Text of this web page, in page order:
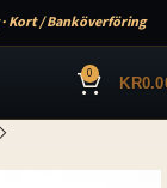
Kort / Banköverföring
0 KR